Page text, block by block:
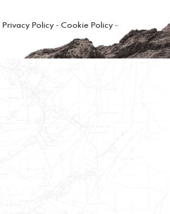
Privacy Policy -Cookie Policy -